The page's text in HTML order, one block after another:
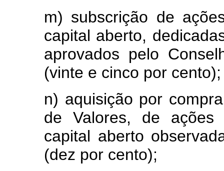
m) subscrição de
capital aberto,
aprovados pelo
(vinte e cinco por cento);
n) aquisição por
de Valores, de ações
capital aberto
(dez por cento);